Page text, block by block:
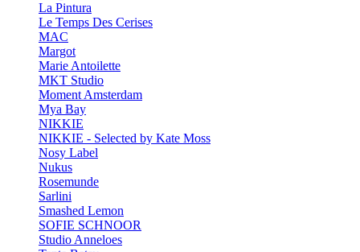
La Pintura
Le Temps Des Cerises
MAC
Margot
Marie Antoilette
MKT Studio
Moment Amsterdam
Mya Bay
NIKKIE
NIKKIE - Selected by Kate Moss
Nosy Label
Nukus
Rosemunde
Sarlini
Smashed Lemon
SOFIE SCHNOOR
Studio Anneloes